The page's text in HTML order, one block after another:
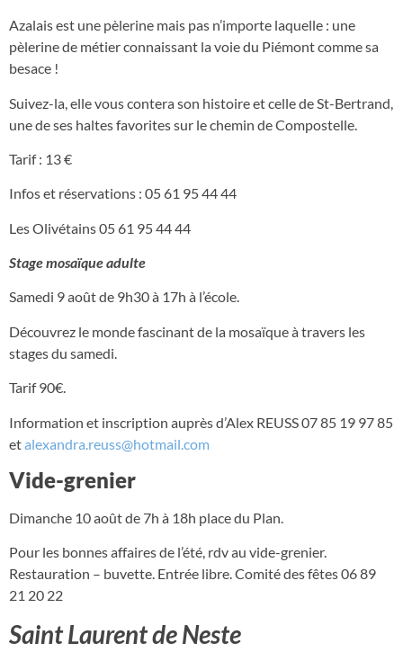
Azalais est une pèlerine mais pas n’importe laquelle : une
pèlerine de métier connaissant la voie du Piémont comme sa
besace !
Suivez-la, elle vous contera son histoire et celle de St-Bertrand,
une de ses haltes favorites sur le chemin de Compostelle.
Tarif : 13 €
Infos et réservations : 05 61 95 44 44
Les Olivétains 05 61 95 44 44
Stage mosaïque adulte
Samedi 9 août de 9h30 à 17h à l’école.
Découvrez le monde fascinant de la mosaïque à travers les
stages du samedi.
Tarif 90€.
Information et inscription auprès d’Alex REUSS 07 85 19 97 85
etalexandra.reuss@hotmail.com
Vide-grenier
Dimanche 10 août de 7h à 18h place du Plan.
Pour les bonnes affaires de l’été, rdv au vide-grenier.
Restauration – buvette. Entrée libre. Comité des fêtes 06 89
21 20 22
Saint Laurent de Neste